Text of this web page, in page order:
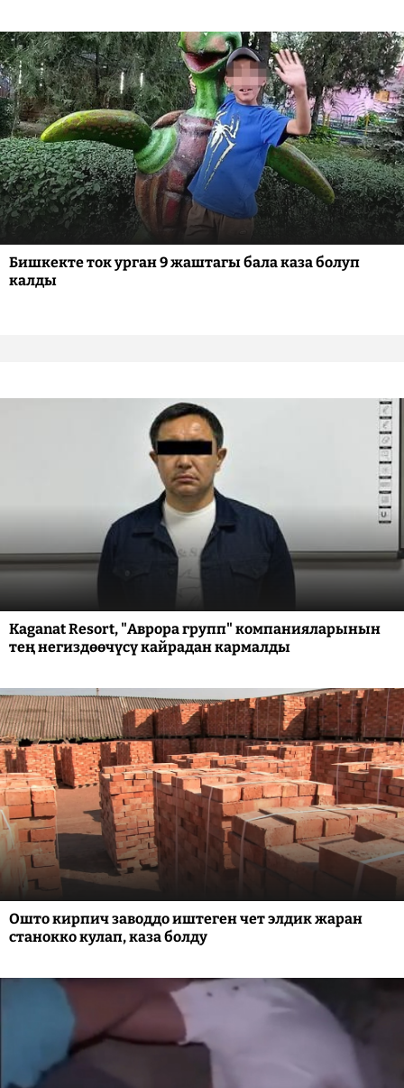
Бишкекте ток урган 9 жаштагы бала каза болуп
калды
Kaganat Resort, "Аврора групп" компанияларынын
тең негиздөөчүсү кайрадан кармалды
Ошто кирпич заводдо иштеген чет элдик жаран
станокко кулап, каза болду